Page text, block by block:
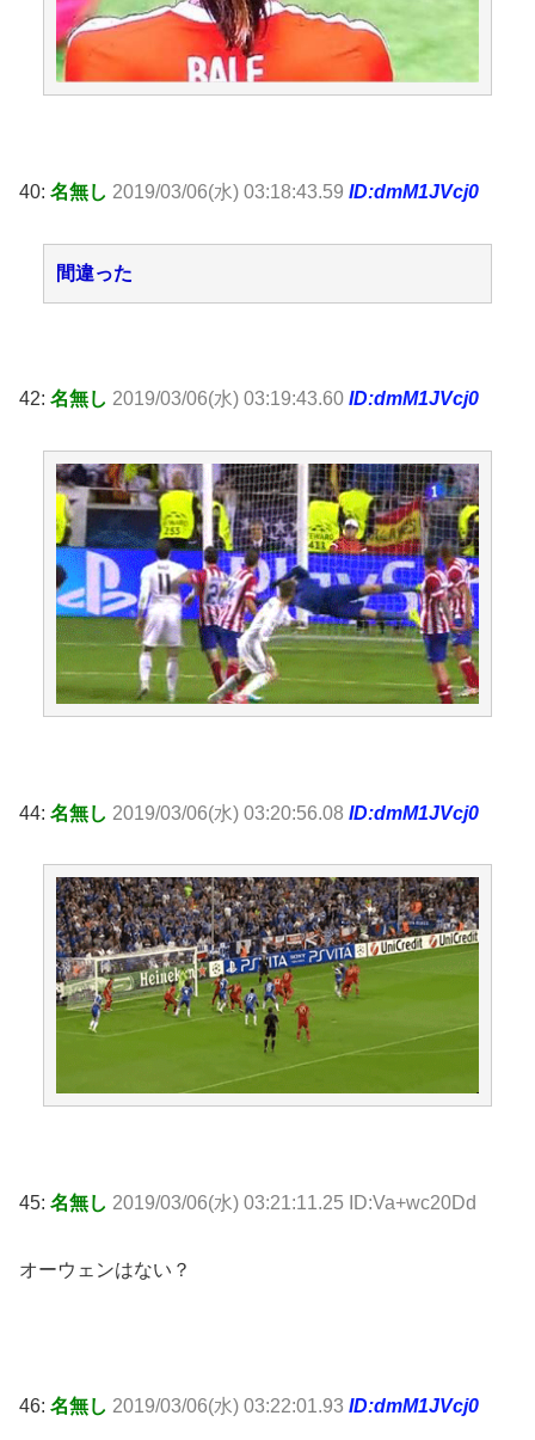
40: 名無し 2019/03/06(水) 03:18:43.59 ID:dmM1JVcj0
間違った
42: 名無し 2019/03/06(水) 03:19:43.60 ID:dmM1JVcj0
44: 名無し 2019/03/06(水) 03:20:56.08 ID:dmM1JVcj0
45: 名無し 2019/03/06(水) 03:21:11.25 ID:Va+wc20Dd
オーウェンはない？
46: 名無し 2019/03/06(水) 03:22:01.93 ID:dmM1JVcj0